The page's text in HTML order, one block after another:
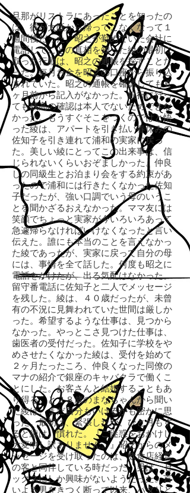
旦那がリストラにあったことを知ったの
は、彼が大阪から帰ってこなくなって１
週間後だった。昭之が勤めていた会社に
電話してことの真相を知った綾の最初に
取った行動は、昭之の通帳を探すことだ
った。毎月お金を昭之の口座から振り込
まれていた。昭之の通帳を確認しても６
ヶ月前から記入がなかった。銀行に行っ
ても残高の確認は本人でないためできな
かった。もうすぐそこをつくのではと悟
った綾は、アパートを引き払い春休みの
佐知子を引き連れて浦和の実家に戻っ
た。美しい綾にとってこの出来事は、信
じられないくらいおぞましかった。仲良
しの同級生とお泊まり会をする約束があ
ったので浦和には行きたくなかった佐知
子だったが、強い口調でいう母のいうこ
とを聞かざるおえなかった。ママ友には
笑顔でちょっと実家が今いろいろあって
急遽帰らなければいけなくなったと言い
伝えた。誰にも本当のことを言えなかっ
た綾であったが、実家に戻って自分の母
には、事情を全て話した。何度も昭之に
電話をかけたが、出る気配はなかった。
留守番電話に佐知子と二人でメッセージ
を残した。綾は、４０歳だったが、未曾
有の不況に見舞われていた世間は厳しか
った。希望するような仕事は、見つから
なかった。やっとこさ見つけた仕事は、
歯医者の受付だった。佐知子に学校をや
めさせたくなかった綾は、受付を始めて
２ヶ月たったころ、仲良くなった同僚の
マナの紹介で銀座のキャバクラで働くこ
とにした。お客さんと結婚することもあ
り得る。と２８歳のまなちゃんから聞い
た綾は、まだ自分もいけるかも密かに思
った。最初は、緊張したが、ひと月もす
ると綾は、慣れた。『ご迷惑をおかけし
大変申し訳ありません。』昭之からのメ
ッセージを受け取ったのは、飲食店経営
の客と同伴している時だった。男は、セ
ックスにしか興味がないようだった。言
いよる男をきつく断って以来、パタリと